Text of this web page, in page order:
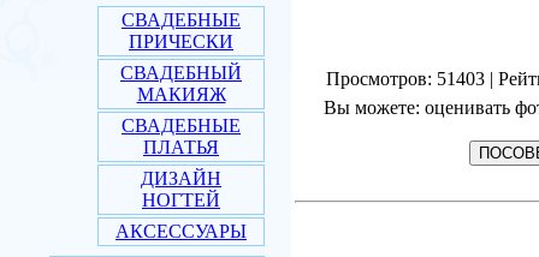
СВАДЕБНЫЕ
ПРИЧЕСКИ
СВАДЕБНЫЙ
МАКИЯЖ
СВАДЕБНЫЕ
ПЛАТЬЯ
ДИЗАЙН
НОГТЕЙ
АКСЕССУАРЫ
Просмотров: 51403 |
Вы можете: оценивать